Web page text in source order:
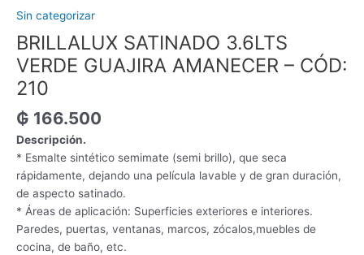
Sin categorizar
BRILLALUX SATINADO 3.6LTS
VERDE GUAJIRA AMANECER – CÓD:
210
₲ 166.500
Descripción.
* Esmalte sintético semimate (semi brillo), que seca
rápidamente, dejando una película lavable y de gran duración,
de aspecto satinado.
* Áreas de aplicación: Superficies exteriores e interiores.
Paredes, puertas, ventanas, marcos, zócalos,muebles de
cocina, de baño, etc.